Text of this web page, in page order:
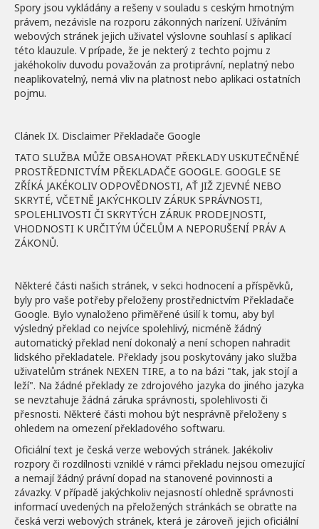
Spory jsou vykládány a rešeny v souladu s ceským hmotným
právem, nezávisle na rozporu zákonných narízení. Užíváním
webových stránek jejich uživatel výslovne souhlasí s aplikací
této klauzule. V prípade, že je nekterý z techto pojmu z
jakéhokoliv duvodu považován za protiprávní, neplatný nebo
neaplikovatelný, nemá vliv na platnost nebo aplikaci ostatních
pojmu.
Clánek IX. Disclaimer Překladače Google
TATO SLUŽBA MŮŽE OBSAHOVAT PŘEKLADY USKUTEČNĚNÉ
PROSTŘEDNICTVÍM PŘEKLADAČE GOOGLE. GOOGLE SE
ZŘÍKÁ JAKÉKOLIV ODPOVĚDNOSTI, AŤ JIŽ ZJEVNÉ NEBO
SKRYTÉ, VČETNĚ JAKÝCHKOLIV ZÁRUK SPRÁVNOSTI,
SPOLEHLIVOSTI ČI SKRYTÝCH ZÁRUK PRODEJNOSTI,
VHODNOSTI K URČITÝM ÚČELŮM A NEPORUŠENÍ PRÁV A
ZÁKONŮ.
Některé části našich stránek, v sekci hodnocení a příspěvků,
byly pro vaše potřeby přeloženy prostřednictvím Překladače
Google. Bylo vynaloženo přiměřené úsilí k tomu, aby byl
výsledný překlad co nejvíce spolehlivý, nicméně žádný
automatický překlad není dokonalý a není schopen nahradit
lidského překladatele. Překlady jsou poskytovány jako služba
uživatelům stránek NEXEN TIRE, a to na bázi "tak, jak stojí a
leží". Na žádné překlady ze zdrojového jazyka do jiného jazyka
se nevztahuje žádná záruka správnosti, spolehlivosti či
přesnosti. Některé části mohou být nesprávně přeloženy s
ohledem na omezení překladového softwaru.
Oficiální text je česká verze webových stránek. Jakékoliv
rozpory či rozdílnosti vzniklé v rámci překladu nejsou omezující
a nemají žádný právní dopad na stanovené povinnosti a
závazky. V případě jakýchkoliv nejasností ohledně správnosti
informací uvedených na přeložených stránkách se obraťte na
česká verzi webových stránek, která je zároveň jejich oficiální